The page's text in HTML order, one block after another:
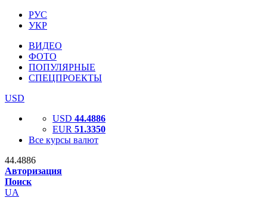
РУС
УКР
ВИДЕО
ФОТО
ПОПУЛЯРНЫЕ
СПЕЦПРОЕКТЫ
USD
USD 44.4886
EUR 51.3350
Все курсы валют
44.4886
Авторизация
Поиск
UA